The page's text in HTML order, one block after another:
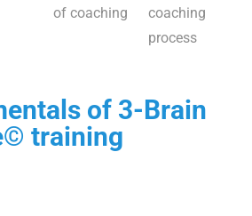
of 3-Brain
training